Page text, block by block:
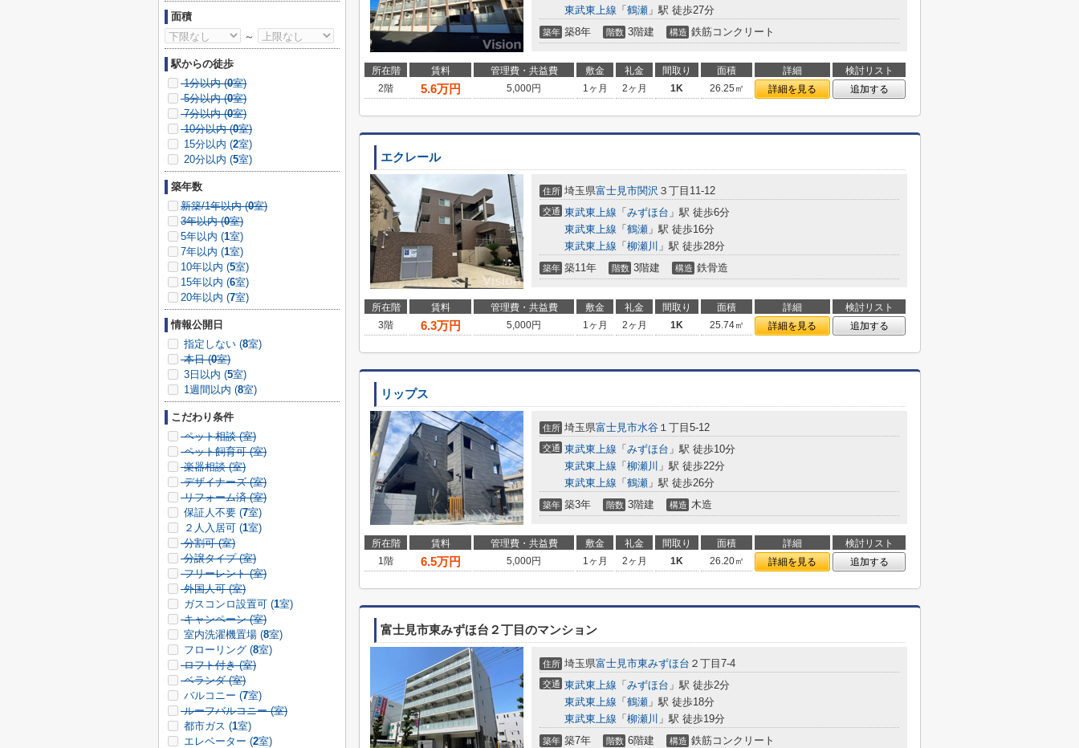
東武東上線 「 鶴瀬 」駅 徒歩27分
築年 築8年 階数 3階建 構造 鉄筋コンクリート
所在階 賃料 管理費・共益費 敷金 礼金 間取り 面積 詳細
検討リスト
2階
5.6万円 5,000円 1ヶ月 2ヶ月 1K 26.25㎡ 詳細を見る 追加する
エクレール
住所 埼玉県富士見市関沢 ３丁目11-12
交通 東武東上線 「 みずほ台 」駅 徒歩6分
東武東上線 「 鶴瀬 」駅 徒歩16分
東武東上線 「 柳瀬川 」駅 徒歩28分
築年 築11年 階数 3階建 構造 鉄骨造
所在階 賃料 管理費・共益費 敷金 礼金 間取り 面積 詳細
検討リスト
3階
6.3万円 5,000円 1ヶ月 2ヶ月 1K 25.74㎡ 詳細を見る 追加する
リップス
住所 埼玉県富士見市水谷 １丁目5-12
交通 東武東上線 「 みずほ台 」駅 徒歩10分
東武東上線 「 柳瀬川 」駅 徒歩22分
東武東上線 「 鶴瀬 」駅 徒歩26分
築年 築3年 階数 3階建 構造 木造
所在階 賃料 管理費・共益費 敷金 礼金 間取り 面積 詳細
検討リスト
1階
6.5万円 5,000円 1ヶ月 2ヶ月 1K 26.20㎡ 詳細を見る 追加する
富士見市東みずほ台２丁目のマンション
住所 埼玉県富士見市東みずほ台 ２丁目7-4
交通 東武東上線 「 みずほ台 」駅 徒歩2分
東武東上線 「 鶴瀬 」駅 徒歩18分
東武東上線 「 柳瀬川 」駅 徒歩19分
築年 築7年 階数 6階建 構造 鉄筋コンクリート
面積
～
駅からの徒歩
1分以内 (0室)
5分以内 (0室)
7分以内 (0室)
10分以内 (0室)
15分以内 (2室)
20分以内 (5室)
築年数
新築/1年以内 (0室)
3年以内 (0室)
5年以内 (1室)
7年以内 (1室)
10年以内 (5室)
15年以内 (6室)
20年以内 (7室)
情報公開日
指定しない (8室)
本日 (0室)
3日以内 (5室)
1週間以内 (8室)
こだわり条件
ペット相談 (室)
ペット飼育可 (室)
楽器相談 (室)
デザイナーズ (室)
リフォーム済 (室)
保証人不要 (7室)
２人入居可 (1室)
分割可 (室)
分譲タイプ (室)
フリーレント (室)
外国人可 (室)
ガスコンロ設置可 (1室)
キャンペーン (室)
室内洗濯機置場 (8室)
フローリング (8室)
ロフト付き (室)
ベランダ (室)
バルコニー (7室)
ルーフバルコニー (室)
都市ガス (1室)
エレベーター (2室)